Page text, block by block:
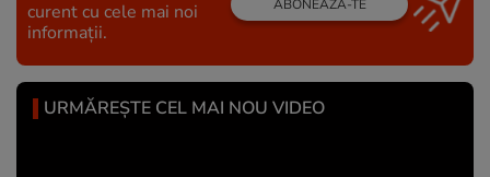
curent cu cele mai noi
informații.
ABONEAZĂ-TE
URMĂREȘTE CEL MAI NOU VIDEO